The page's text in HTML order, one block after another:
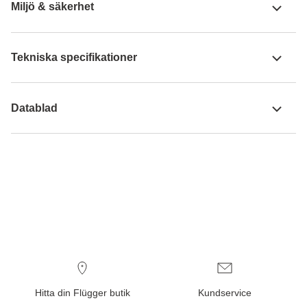
Miljö & säkerhet
Tekniska specifikationer
Datablad
Hitta din Flügger butik Kundservice